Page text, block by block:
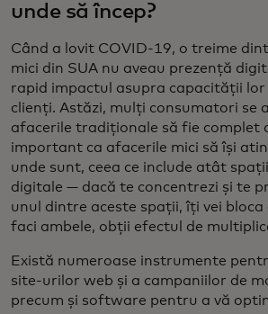
unde să încep?
Când a lovit COVID-19, o treime
mici din SUA nu aveau prezență
rapid impactul asupra capacității lor
clienți. Astăzi, mulți consumatori se
afacerile tradiționale să fie complet
important ca afacerile mici să își
unde sunt, ceea ce include atât
digitale — dacă te concentrezi și te
unul dintre aceste spații, îți vei bloca
faci ambele, obții efectul de
Există numeroase instrumente
site-urilor web și a campaniilor de
precum și software pentru a vă